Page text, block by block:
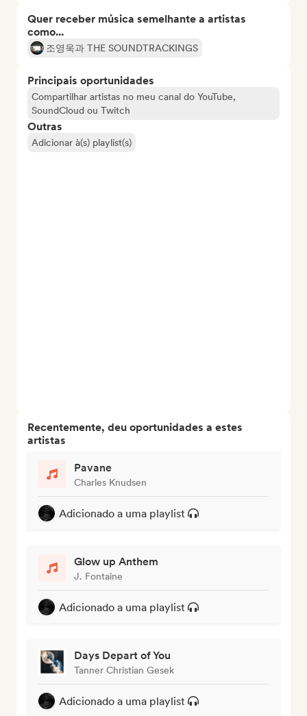
Quer receber música semelhante a artistas
como...
조영욱과 THE SOUNDTRACKINGS
Principais oportunidades
Compartilhar artistas no meu canal do YouTube,
SoundCloud ou Twitch
Outras
Adicionar à(s) playlist(s)
Recentemente, deu oportunidades a estes
artistas
Pavane
Charles Knudsen
Adicionado a uma playlist
Glow up Anthem
J. Fontaine
Adicionado a uma playlist
Days Depart of You
Tanner Christian Gesek
Adicionado a uma playlist